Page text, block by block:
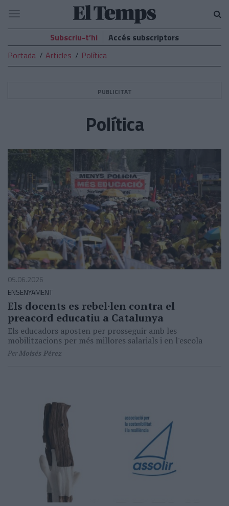
El
Temps
Navegació
Subscriu-t’hi
Accés subscriptors
Portada
Articles Política
PUBLICITAT
Política
05.06.2026
ENSENYAMENT
Els docents es rebel·len contra el
preacord educatiu a Catalunya
Els educadors aposten per prosseguir amb les
mobilitzacions per més millores salarials i en l'escola
PerMoisés Pérez